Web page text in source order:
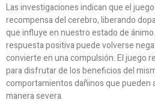
Las investigaciones indican que el
recompensa del cerebro, liberando
que influye en nuestro estado de
respuesta positiva puede volverse
convierte en una compulsión. El juego
para disfrutar de los beneficios del
comportamientos dañinos que pueden
manera severa.